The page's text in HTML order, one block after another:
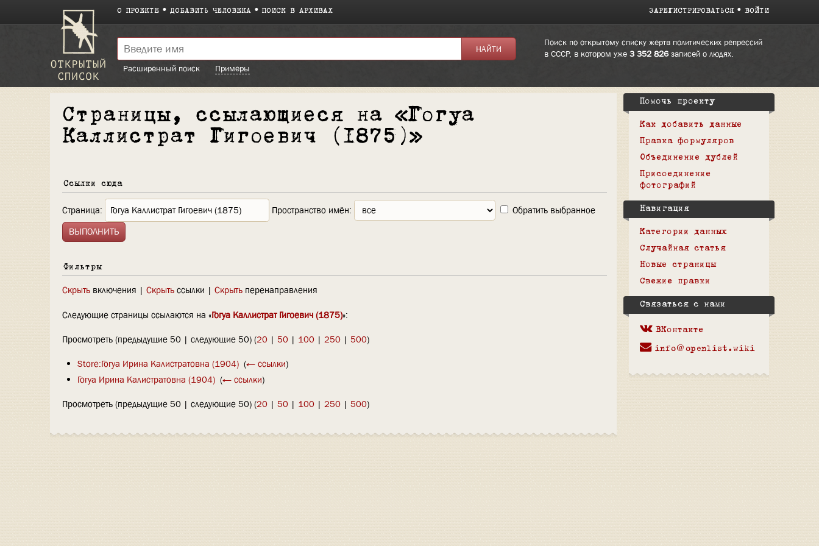
О ПРОЕКТЕ ДОБАВИТЬ ЧЕЛОВЕКА ПОИСК В АРХИВАХ ЗАРЕГИСТРИРОВАТЬСЯ ВОЙТИ
Поиск по открытому списку жертв политических репрессий
в СССР, в котором уже 3 352 826записей о людях.
Расширенный поиск
Примеры
Страницы, ссылающиеся на «Гогуа
Каллистрат Гигоевич (1875)»
Ссылки сюда
Страница: Пространство имён: Обратить выбранное
Фильтры
Скрыть включения | Скрыть ссылки | Скрыть перенаправления
Следующие страницы ссылаются на «Гогуа Каллистрат Гигоевич (1875)»:
Просмотреть (предыдущие 50 | следующие 50) (20 | 50 | 100 | 250 | 500)
Store:Гогуа Ирина Калистратовна (1904)‎ (← ссылки)
Гогуа Ирина Калистратовна (1904)‎ (← ссылки)
Просмотреть (предыдущие 50 | следующие 50) (20 | 50 | 100 | 250 | 500)
Помочь проекту
Как добавить данные
Правка формуляров
Объединение дублей
Присоединение
фотографий
Навигация
Категории данных
Случайная статья
Новые страницы
Свежие правки
Связаться с нами
ВКонтакте
info@openlist.wiki